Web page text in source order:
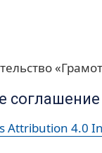
соглашение
Attribution 4.0